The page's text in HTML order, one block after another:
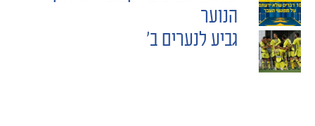
POST
NAVIGATION
הנוער
גביע לנערים ב'